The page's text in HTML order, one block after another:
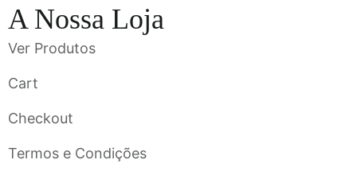
A Nossa Loja
Ver Produtos
Cart
Checkout
Termos e Condições